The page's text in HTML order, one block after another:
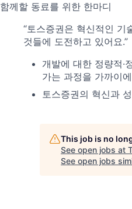
함께할 동료를 위한 한마디
“토스증권은 혁신적인 기
것들에 도전하고 있어요.”
개발에 대한 정량적·
가는 과정을 가까이
토스증권의 혁신과
This job is no
See open jobs at
See open jobs